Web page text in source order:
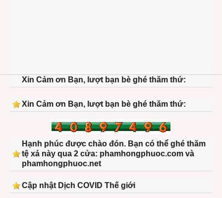
Xin Cảm ơn Bạn, lượt bạn bè ghé thăm thứ:
Xin Cảm ơn Bạn, lượt bạn bè ghé thăm thứ:
Hạnh phúc được chào đón. Bạn có thể ghé thăm
tệ xá này qua 2 cửa: phamhongphuoc.com và
phamhongphuoc.net
Cập nhật Dịch COVID Thế giới